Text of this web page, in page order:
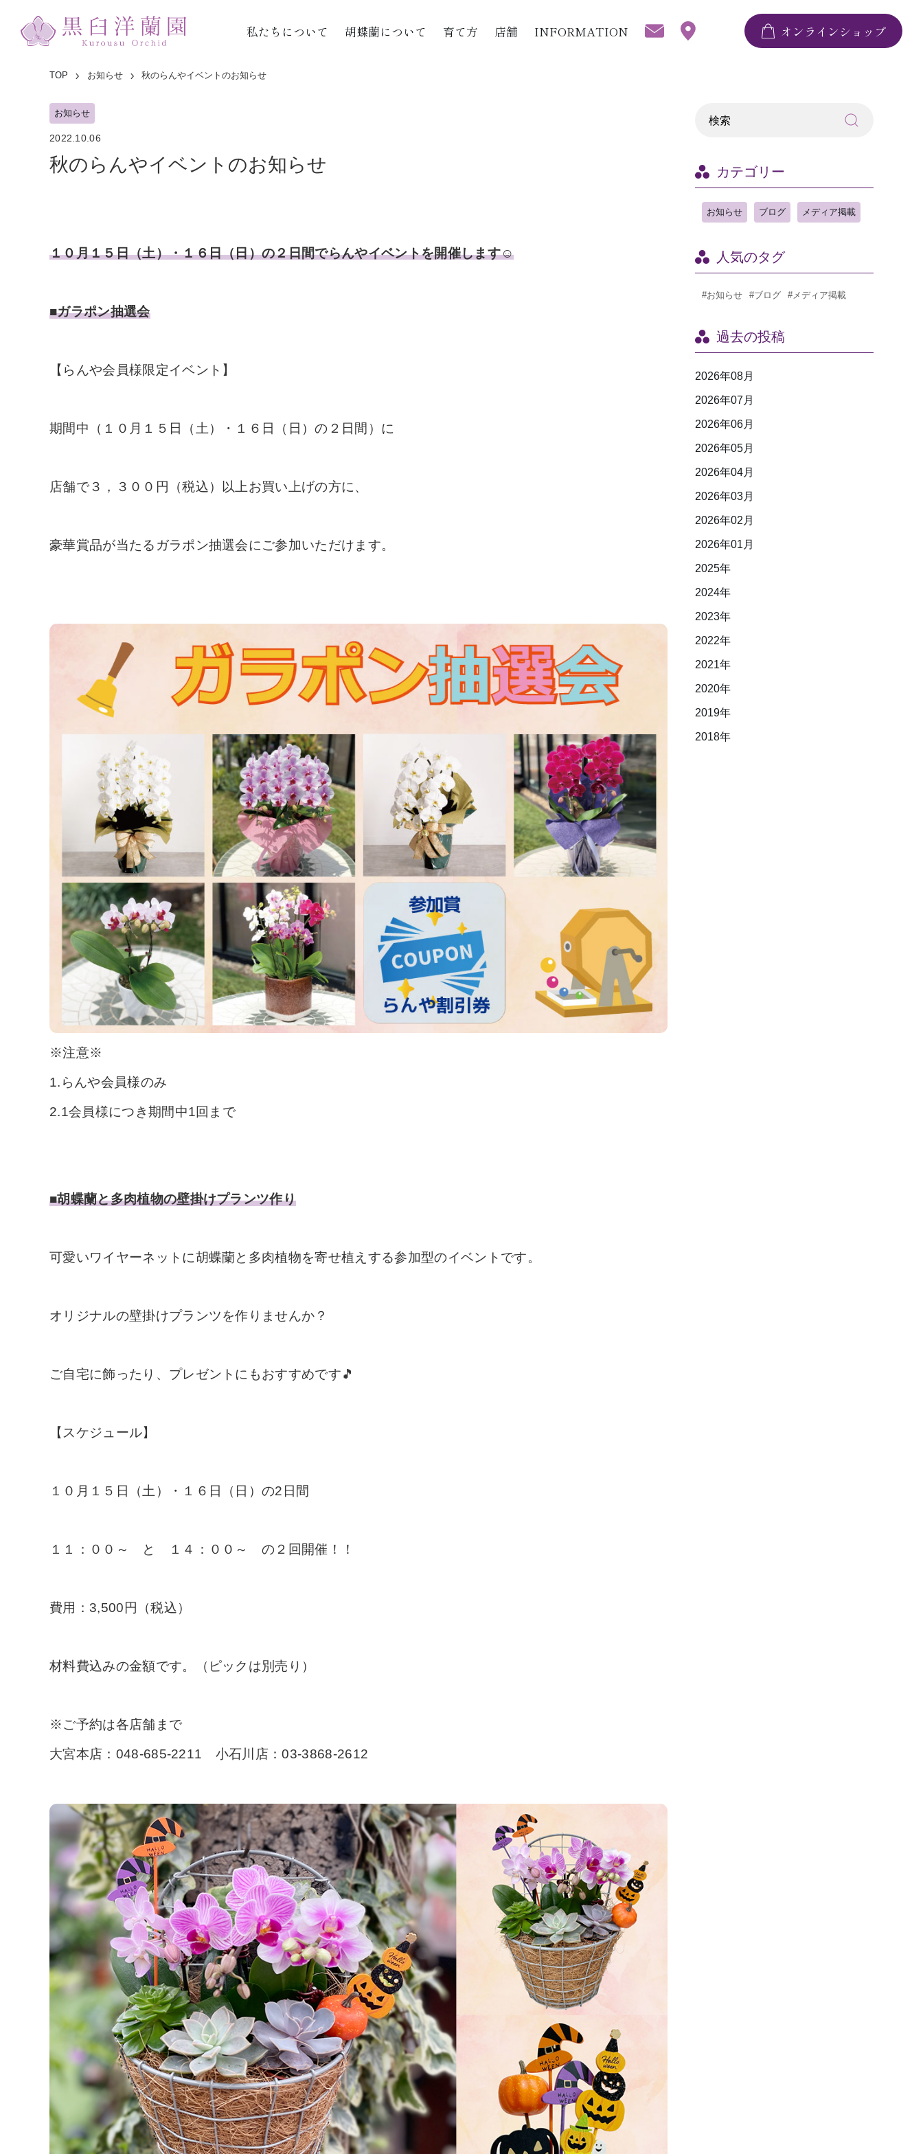
私たちについて 胡蝶蘭について 育て方 店舗 INFORMATION オンラインショップ
TOP お知らせ 秋のらんやイベントのお知らせ
お知らせ
2022.10.06
秋のらんやイベントのお知らせ
１０月１５日（土）・１６日（日）の２日間でらんやイベントを開催します☺
■ガラポン抽選会
【らんや会員様限定イベント】
期間中（１０月１５日（土）・１６日（日）の２日間）に
店舗で３，３００円（税込）以上お買い上げの方に、
豪華賞品が当たるガラポン抽選会にご参加いただけます。
※注意※
1.らんや会員様のみ
2.1会員様につき期間中1回まで
■胡蝶蘭と多肉植物の壁掛けプランツ作り
可愛いワイヤーネットに胡蝶蘭と多肉植物を寄せ植えする参加型のイベントです。
オリジナルの壁掛けプランツを作りませんか？
ご自宅に飾ったり、プレゼントにもおすすめです🎵
【スケジュール】
１０月１５日（土）・１６日（日）の2日間
１１：００～ と １４：００～ の２回開催！！
費用：3,500円（税込）
材料費込みの金額です。（ピックは別売り）
※ご予約は各店舗まで
大宮本店：048-685-2211 小石川店：03-3868-2612
カテゴリー
お知らせ ブログ メディア掲載
人気のタグ
#お知らせ #ブログ #メディア掲載
過去の投稿
2026年08月
2026年07月
2026年06月
2026年05月
2026年04月
2026年03月
2026年02月
2026年01月
2025年
2024年
2023年
2022年
2021年
2020年
2019年
2018年